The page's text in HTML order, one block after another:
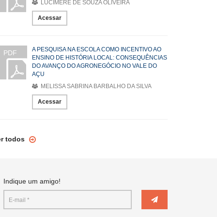
LUCIMERE DE SOUZA OLIVEIRA
Acessar
PDF
A PESQUISA NA ESCOLA COMO INCENTIVO AO
ENSINO DE HISTÓRIA LOCAL: CONSEQUÊNCIAS
DO AVANÇO DO AGRONEGÓCIO NO VALE DO
AÇU
MELISSA SABRINA BARBALHO DA SILVA
Acessar
todos
Indique um amigo!